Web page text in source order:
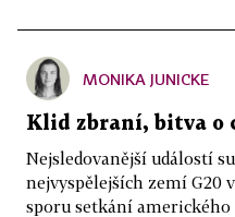
MONIKA JUNICKE
Klid zbraní, bitva o
Nejsledovanější událostí
nejvyspělejších zemí G20
sporu setkání amerického